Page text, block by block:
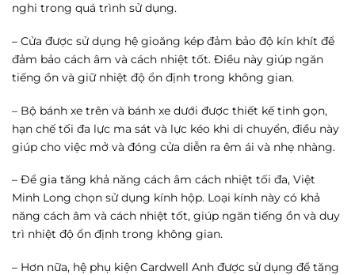
nghi trong quá trình sử dụng.
– Cửa được sử dụng hệ gioăng kép đảm bảo độ kín khít để
đảm bảo cách âm và cách nhiệt tốt. Điều này giúp ngăn
tiếng ồn và giữ nhiệt độ ổn định trong không gian.
– Bộ bánh xe trên và bánh xe dưới được thiết kế tinh gọn,
hạn chế tối đa lực ma sát và lực kéo khi di chuyển, điều này
giúp cho việc mở và đóng cửa diễn ra êm ái và nhẹ nhàng.
– Để gia tăng khả năng cách âm cách nhiệt tối đa, Việt
Minh Long chọn sử dụng kính hộp. Loại kính này có khả
năng cách âm và cách nhiệt tốt, giúp ngăn tiếng ồn và duy
trì nhiệt độ ổn định trong không gian.
– Hơn nữa, hệ phụ kiện Cardwell Anh được sử dụng để tăng